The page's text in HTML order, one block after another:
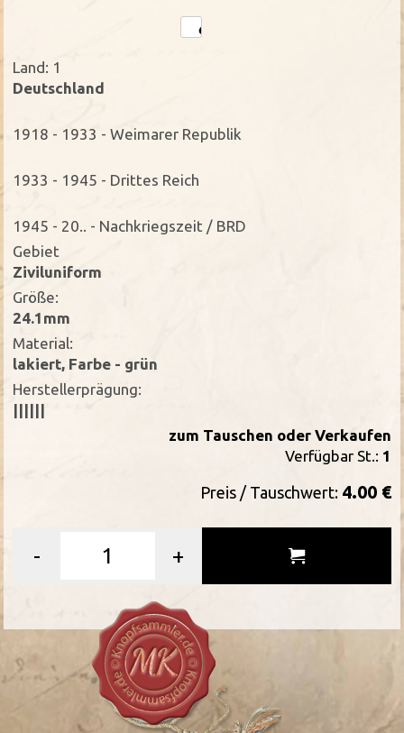
Land: 1
Deutschland
1918 - 1933 - Weimarer Republik
1933 - 1945 - Drittes Reich
1945 - 20.. - Nachkriegszeit / BRD
Gebiet
Ziviluniform
Größe:
24.1mm
Material:
lakiert, Farbe - grün
Herstellerprägung:
zum Tauschen oder Verkaufen
Verfügbar St.: 1
Preis / Tauschwert: 4.00 €
- +